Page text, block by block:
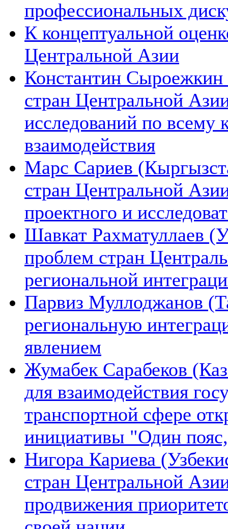
профессиональных
К концептуальной
Центральной Азии
Константин Сыроежкин
стран Центральной
исследований по всему
взаимодействия
Марс Сариев
стран Центральной
проектного и
Шавкат Рахматуллаев
проблем стран
региональной
Парвиз Муллоджанов
региональную
явлением
Жумабек Сарабеков
для взаимодействия
транспортной сфере
инициативы "Один
Нигора Кариева
стран Центральной
продвижения